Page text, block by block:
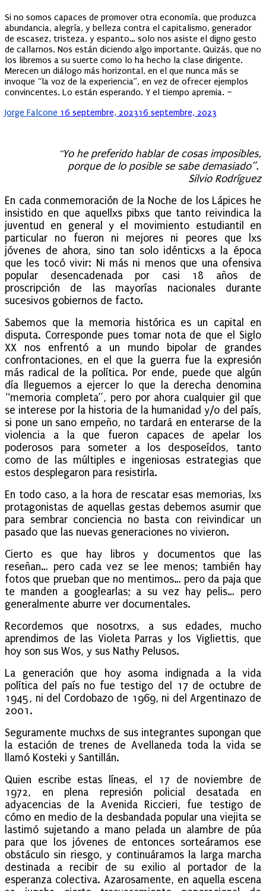
Si no somos capaces de promover otra economía, que produzca
abundancia, alegría, y belleza contra el capitalismo, generador
de escasez, tristeza, y espanto… solo nos asiste el digno gesto
de callarnos. Nos están diciendo algo importante. Quizás, que no
los libremos a su suerte como lo ha hecho la clase dirigente.
Merecen un diálogo más horizontal, en el que nunca más se
invoque “la voz de la experiencia”, en vez de ofrecer ejemplos
convincentes. Lo están esperando. Y el tiempo apremia. –
Jorge Falcone Posted
16 septembre, 202316 septembre, 2023
“Yo he preferido hablar de cosas imposibles,
porque de lo posible se sabe demasiado”.
Silvio Rodríguez
En cada conmemoración de la Noche de los Lápices he
insistido en que aquellxs pibxs que tanto reivindica la
juventud en general y el movimiento estudiantil en
particular no fueron ni mejores ni peores que lxs
jóvenes de ahora, sino tan solo idénticxs a la época
que les tocó vivir: Ni más ni menos que una ofensiva
popular desencadenada por casi 18 años de
proscripción de las mayorías nacionales durante
sucesivos gobiernos de facto.
Sabemos que la memoria histórica es un capital en
disputa. Corresponde pues tomar nota de que el Siglo
XX nos enfrentó a un mundo bipolar de grandes
confrontaciones, en el que la guerra fue la expresión
más radical de la política. Por ende, puede que algún
día lleguemos a ejercer lo que la derecha denomina
“memoria completa”, pero por ahora cualquier gil que
se interese por la historia de la humanidad y/o del país,
si pone un sano empeño, no tardará en enterarse de la
violencia a la que fueron capaces de apelar los
poderosos para someter a los desposeídos, tanto
como de las múltiples e ingeniosas estrategias que
estos desplegaron para resistirla.
En todo caso, a la hora de rescatar esas memorias, lxs
protagonistas de aquellas gestas debemos asumir que
para sembrar conciencia no basta con reivindicar un
pasado que las nuevas generaciones no vivieron.
Cierto es que hay libros y documentos que las
reseñan… pero cada vez se lee menos; también hay
fotos que prueban que no mentimos… pero da paja que
te manden a googlearlas; a su vez hay pelis… pero
generalmente aburre ver documentales.
Recordemos que nosotrxs, a sus edades, mucho
aprendimos de las Violeta Parras y los Vigliettis, que
hoy son sus Wos, y sus Nathy Pelusos.
La generación que hoy asoma indignada a la vida
política del país no fue testigo del 17 de octubre de
1945, ni del Cordobazo de 1969, ni del Argentinazo de
2001.
Seguramente muchxs de sus integrantes supongan que
la estación de trenes de Avellaneda toda la vida se
llamó Kosteki y Santillán.
Quien escribe estas líneas, el 17 de noviembre de
1972, en plena represión policial desatada en
adyacencias de la Avenida Riccieri, fue testigo de
cómo en medio de la desbandada popular una viejita se
lastimó sujetando a mano pelada un alambre de púa
para que los jóvenes de entonces sorteáramos ese
obstáculo sin riesgo, y continuáramos la larga marcha
destinada a recibir de su exilio al portador de la
esperanza colectiva. Azarosamente, en aquella escena